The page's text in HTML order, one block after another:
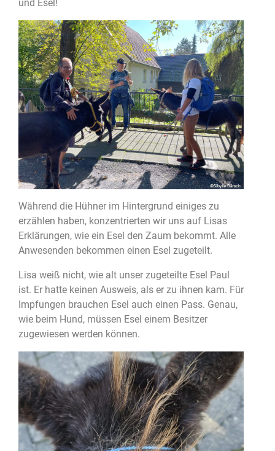
und Esel!
Während die Hühner im Hintergrund einiges zu
erzählen haben, konzentrierten wir uns auf Lisas
Erklärungen, wie ein Esel den Zaum bekommt. Alle
Anwesenden bekommen einen Esel zugeteilt.
Lisa weiß nicht, wie alt unser zugeteilte Esel Paul
ist. Er hatte keinen Ausweis, als er zu ihnen kam. Für
Impfungen brauchen Esel auch einen Pass. Genau,
wie beim Hund, müssen Esel einem Besitzer
zugewiesen werden können.